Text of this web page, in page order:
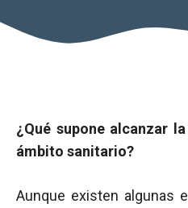
¿Qué supone alcanzar
ámbito sanitario?
Aunque existen algunas